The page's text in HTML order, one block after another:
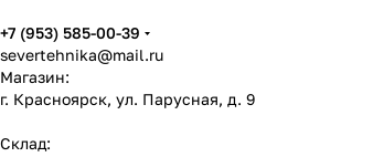
+7 (953) 585-00-39
severtehnika@mail.ru
Магазин:
г. Красноярск, ул. Парусная, д. 9
Склад: